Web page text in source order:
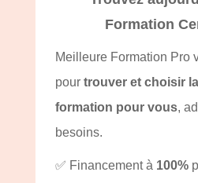
Formation
Meilleure Formation Pro
pour trouver et choisir
formation pour vous,
besoins.
✅ Financement à 100%